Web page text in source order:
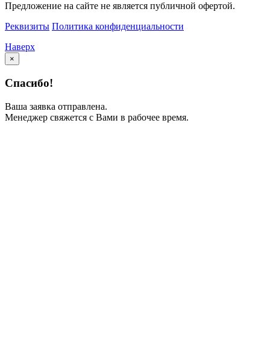
Предложение на сайте не является публичной офертой.
Реквизиты Политика конфиденциальности
Наверх
×
Спасибо!
Ваша заявка отправлена.
Менеджер свяжется с Вами в рабочее время.